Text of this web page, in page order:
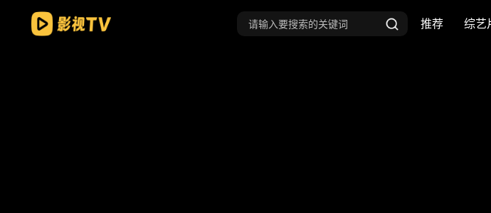
推荐 综艺